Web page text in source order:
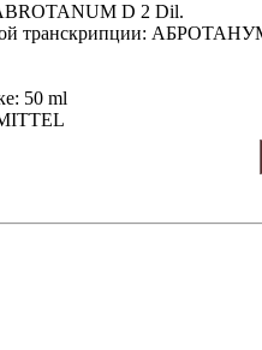
D 2 Dil.
транскрипции:
50 ml